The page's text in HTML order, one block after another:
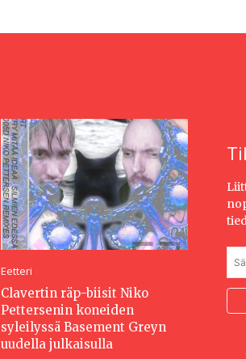
Eetteri
Clavertin räp-biisit Niko
Pettersenin koneiden
syleilyssä Basement Greyn
uudella julkaisulla